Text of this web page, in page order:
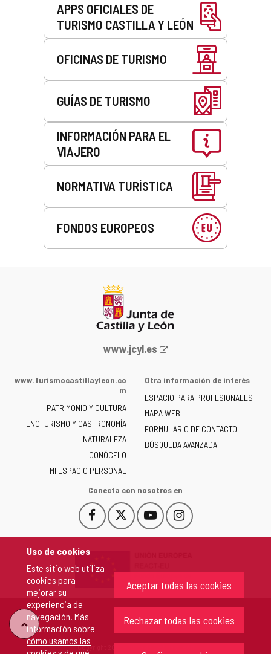
Uso de cookies
Este sitio web utiliza
cookies para
mejorar su
experiencia de
navegación. Más
información sobre
cómo usamos las
Aceptar todas las cookies
Rechazar todas las cookies
APPS OFICIALES DE
TURISMO CASTILLA Y LEÓN
OFICINAS DE TURISMO
GUÍAS DE TURISMO
INFORMACIÓN PARA EL
VIAJERO
NORMATIVA TURÍSTICA
FONDOS EUROPEOS
Portal
la
de
Castilla
y
León
-
www.jcyl.es
www.turismocastillayleon.co
m
PATRIMONIO Y CULTURA
ENOTURISMO Y GASTRONOMÍA
NATURALEZA
CONÓCELO
MI ESPACIO PERSONAL
Otra información de interés
ESPACIO PARA PROFESIONALES
MAPA WEB
FORMULARIO DE CONTACTO
BÚSQUEDA AVANZADA
Conecta con nosotros en
Facebook
Este
enlace
en
nueva.
Este
enlace
una
ventana
nueva.
YouTube
Este
enlace
una
ventana
nueva.
Instagram
Este
enlace
una
ventana
nueva.
"Volver
arriba"
Copyright 2026 - Junta de Castilla y León